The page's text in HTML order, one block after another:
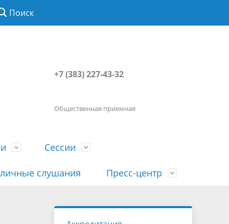
Поиск
+7 (383) 227-43-32
Общественная приемная
История
Сессии
Порядок посещения сессии
Сведения о доходах, расходах, об
слушания Пресс-центр
Наша "Прямая линия"